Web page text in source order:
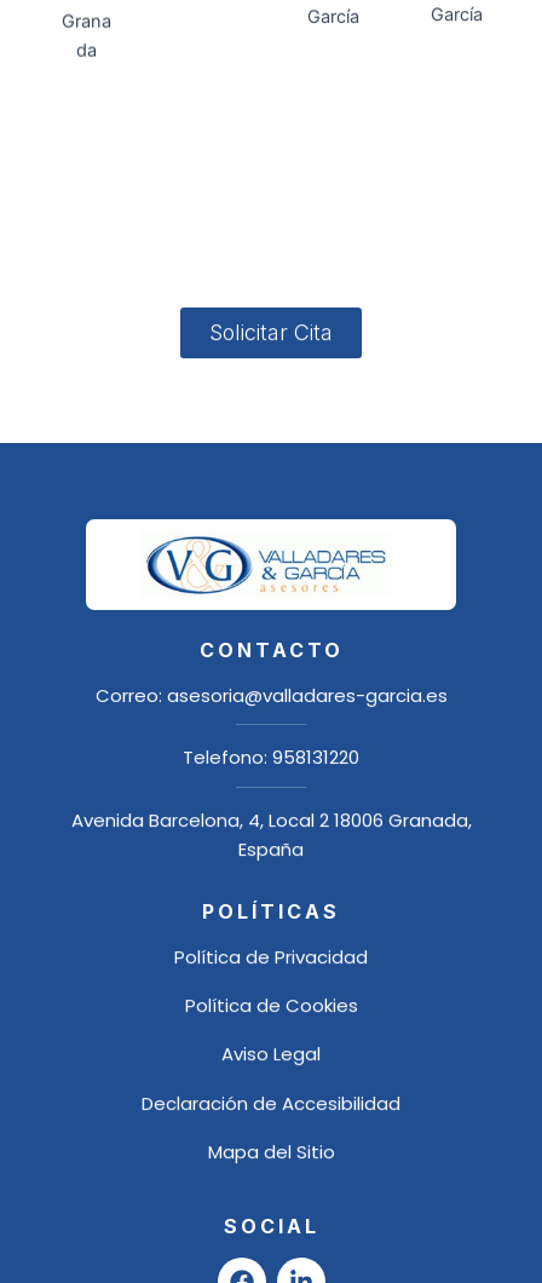
Solicitar Cita
CONTACTO
Correo: asesoria@valladares-garcia.es
Telefono: 958131220
Avenida Barcelona, 4, Local 2 18006 Granada,
España
POLÍTICAS
Política de Privacidad
Política de Cookies
Aviso Legal
Declaración de Accesibilidad
Mapa del Sitio
SOCIAL
F
L